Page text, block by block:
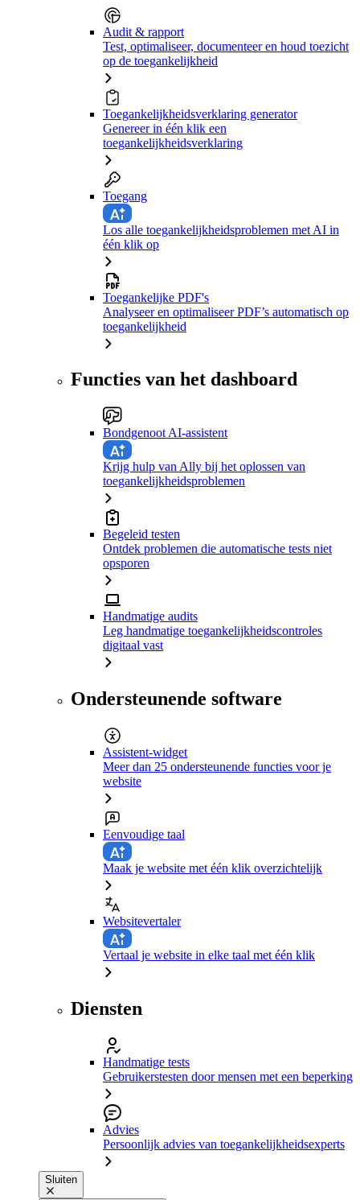
Audit & rapport
Test, optimaliseer, documenteer en houd toezicht
op de toegankelijkheid
Toegankelijkheidsverklaring generator
Genereer in één klik een
toegankelijkheidsverklaring
Toegang
Los alle toegankelijkheidsproblemen met AI in
één klik op
Toegankelijke PDF's
Analyseer en optimaliseer PDF’s automatisch op
toegankelijkheid
Functies van het dashboard
Bondgenoot AI-assistent
Krijg hulp van Ally bij het oplossen van
toegankelijkheidsproblemen
Begeleid testen
Ontdek problemen die automatische tests niet
opsporen
Handmatige audits
Leg handmatige toegankelijkheidscontroles
digitaal vast
Ondersteunende software
Assistent-widget
Meer dan 25 ondersteunende functies voor je
website
Eenvoudige taal
Maak je website met één klik overzichtelijk
Websitevertaler
Vertaal je website in elke taal met één klik
Diensten
Handmatige tests
Gebruikerstesten door mensen met een beperking
Advies
Persoonlijk advies van toegankelijkheidsexperts
Sluiten